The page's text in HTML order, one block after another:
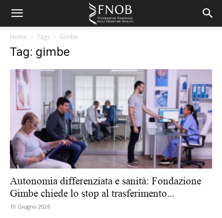
Home Tags Gimbe
Tag: gimbe
Autonomia differenziata e sanità: Fondazione
Gimbe chiede lo stop al trasferimento...
10 Giugno 2026